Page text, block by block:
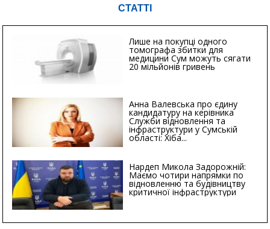
СТАТТІ
Лише на покупці одного
томографа збитки для
медицини Сум можуть сягати
20 мільйонів гривень
Анна Валевська про єдину
кандидатуру на керівника
Служби відновлення та
інфраструктури у Сумській
області: Хіба...
Нардеп Микола Задорожній:
Маємо чотири напрямки по
відновленню та будівництву
критичної інфраструктури